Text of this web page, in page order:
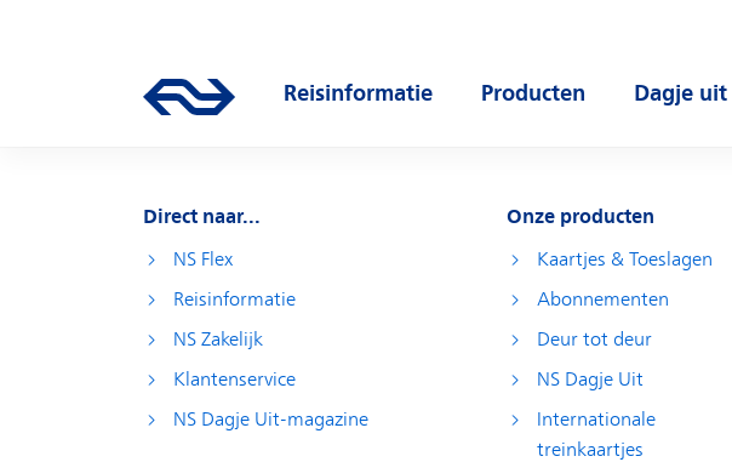
Ga naar de homepage van ns.nl
Reisinformatie
Producten
Dagje uit
Direct naar...
NS Flex
Reisinformatie
NS Zakelijk
Klantenservice
NS Dagje Uit-magazine
Onze producten
Kaartjes & Toeslagen
Abonnementen
Deur tot deur
NS Dagje Uit
Internationale
treinkaartjes